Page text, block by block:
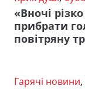
«Вночі
прибрати
повітряну
Гарячі новини,